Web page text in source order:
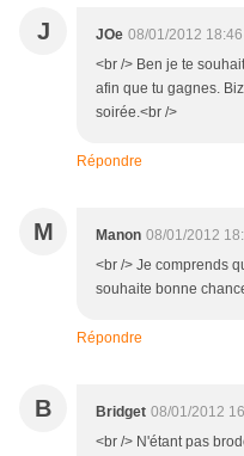
J JOe 08/01/2012 18:46
<br /> Ben je te
afin que tu gagnes.
soirée.<br />
Répondre
M Manon 08/01/2012
<br /> Je comprends
souhaite bonne
Répondre
B Bridget 08/01/2012
<br /> N'étant pas